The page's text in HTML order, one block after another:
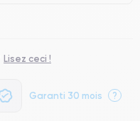
Garanti 30 mois ?
Lisez ceci !